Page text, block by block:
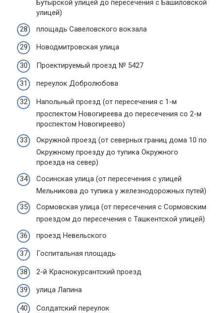
Бутырской улицей до пересечения с Башиловской
улицей)
площадь Савеловского вокзала
Новодмитровская улица
Проектируемый проезд № 5427
переулок Добролюбова
Напольный проезд (от пересечения с 1-м
проспектом Новогиреева до пересечения со 2-м
проспектом Новогиреево)
Окружной проезд (от северных границ дома 10 по
Окружному проезду до тупика Окружного
проезда на север)
Сосинская улица (от пересечения с улицей
Мельникова до тупика у железнодорожных путей)
Сормовская улица (от пересечения с Сормовским
проездом до пересечения с Ташкентской улицей)
проезд Невельского
Госпитальная площадь
2-й Краснокурсантский проезд
улица Лапина
Солдатский переулок